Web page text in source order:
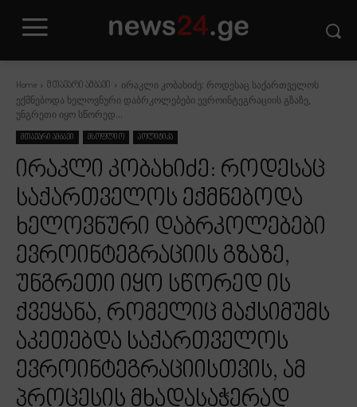
Home მთავარი ამბავი
ირაკლი კობახიძე: როდესაც საქართველოს
ექმნებოდა ხელოვნური დაბრკოლებები ევროინტეგრაციის გზაზე,
უნგრეთი იყო სწორედ...
მთავარი ამბავი მსოფლიო პოლიტიკა
ირაკლი კობახიძე: როდესაც
საქართველოს ექმნებოდა
ხელოვნური დაბრკოლებები
ევროინტეგრაციის გზაზე,
უნგრეთი იყო სწორედ ის
ქვეყანა, რომელიც მაქსიმუმს
აკეთებდა საქართველოს
ევროინტეგრაციისთვის, ამ
პროცესის მხადასაჭერად